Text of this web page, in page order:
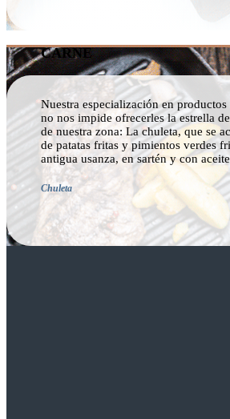
CARNE
Nuestra especialización en productos
no nos impide ofrecerles la estrella
de nuestra zona: La chuleta, que se
de patatas fritas y pimientos verdes
antigua usanza, en sartén y con
Chuleta